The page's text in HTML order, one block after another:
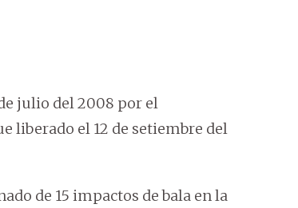
julio del 2008 por el
liberado el 12 de setiembre del
de 15 impactos de bala en la